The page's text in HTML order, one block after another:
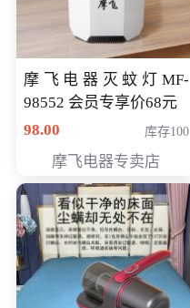
摩飞电器灭蚊灯MF-
98552 会员专享价68元
98.00
库存100
摩飞电器专卖店